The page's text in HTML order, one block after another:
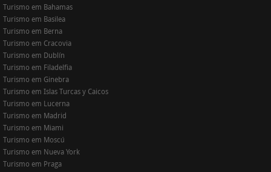
Turismo em Bahamas
Turismo em Basilea
Turismo em Berna
Turismo em Cracovia
Turismo em Dublín
Turismo em Filadelfia
Turismo em Ginebra
Turismo em Islas Turcas y Caicos
Turismo em Lucerna
Turismo em Madrid
Turismo em Miami
Turismo em Moscú
Turismo em Nueva York
Turismo em Praga